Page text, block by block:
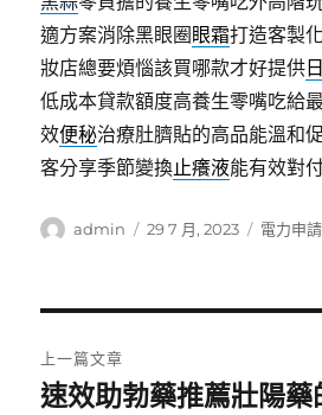
適方案消除黑眼圈 眼霜打造客製
妝店總要煩惱該買哪款才好提供
低成本貸款額度高養生零嘴吃給
效便秘治療肚臍貼的高品能溫和
客分享季節變換止癢液能有效對
作
admin
發
29 7 月, 2023
分
電力申請
章
上一篇文章
上
速效助勃藥推薦壯陽